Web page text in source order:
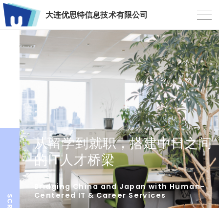
大连优思特信息技术有限公司
从留学到就职，搭建中日之间
的IT人才桥梁
Bridging China and Japan with Human-
Centered IT & Career Services